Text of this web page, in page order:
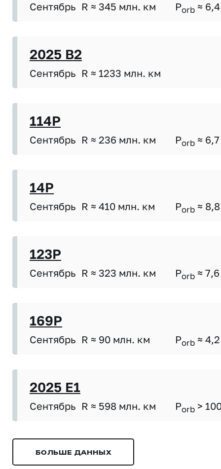
Сентябрь R ≈ 345 млн. км Porb ≈ 6,4
2025 B2
Сентябрь R ≈ 1233 млн. км
114P
Сентябрь R ≈ 236 млн. км Porb ≈ 6,7
14P
Сентябрь R ≈ 410 млн. км Porb ≈ 8,8
123P
Сентябрь R ≈ 323 млн. км Porb ≈ 7,6
169P
Сентябрь R ≈ 90 млн. км Porb ≈ 4,2
2025 E1
Сентябрь R ≈ 598 млн. км Porb >
БОЛЬШЕ ДАННЫХ